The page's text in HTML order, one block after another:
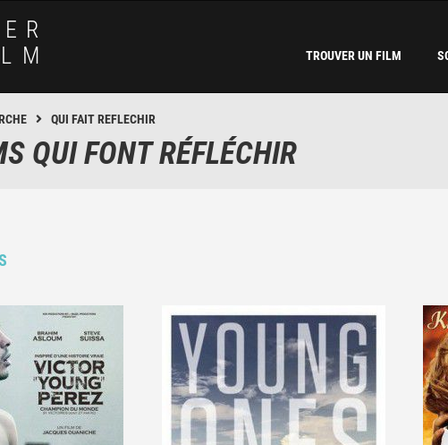
TROUVER UN FILM
QUI FAIT REFLECHIR
QUI FONT RÉFLÉCHIR